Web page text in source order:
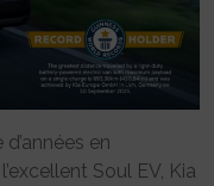
en
Soul EV, Kia